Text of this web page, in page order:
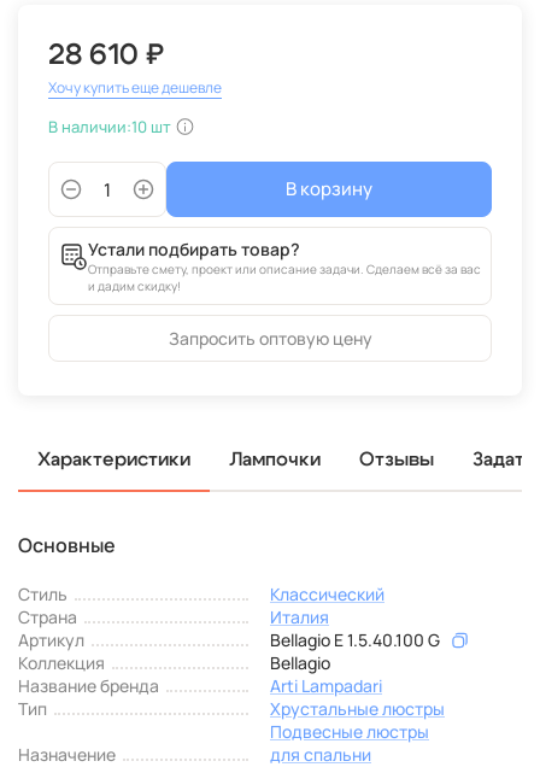
28 610 ₽
Хочу купить еще дешевле
В наличии:10 шт
В корзину
Устали подбирать товар?
Отправьте смету, проект или описание задачи. Сделаем всё за вас
и дадим скидку!
Запросить оптовую цену
Характеристики Лампочки Отзывы
Основные
Стиль
Классический
Страна
Италия
Артикул
Bellagio E 1.5.40.100 G
Коллекция
Bellagio
Название бренда
Arti Lampadari
Тип
Хрустальные люстры
Подвесные люстры
Назначение
для спальни